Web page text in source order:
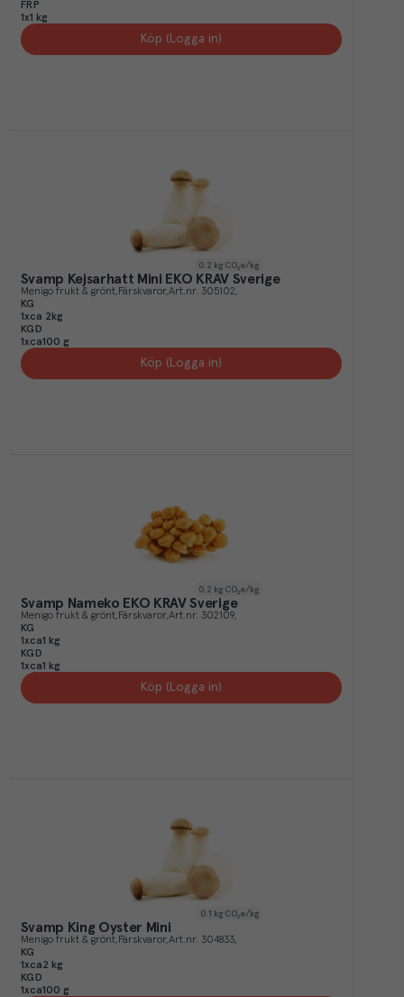
FRP
1x1 kg
Köp (Logga in)
0.2 kg CO₂e/kg
Svamp Kejsarhatt Mini EKO KRAV Sverige
Menigo frukt & grönt Färskvaror Art.nr. 305102
KG
1xca 2kg
KGD
1xca100 g
Köp (Logga in)
0.2 kg CO₂e/kg
Svamp Nameko EKO KRAV Sverige
Menigo frukt & grönt Färskvaror Art.nr. 302109
KG
1xca1 kg
KGD
1xca1 kg
Köp (Logga in)
0.1 kg CO₂e/kg
Svamp King Oyster Mini
Menigo frukt & grönt Färskvaror Art.nr. 304833
KG
1xca2 kg
KGD
1xca100 g